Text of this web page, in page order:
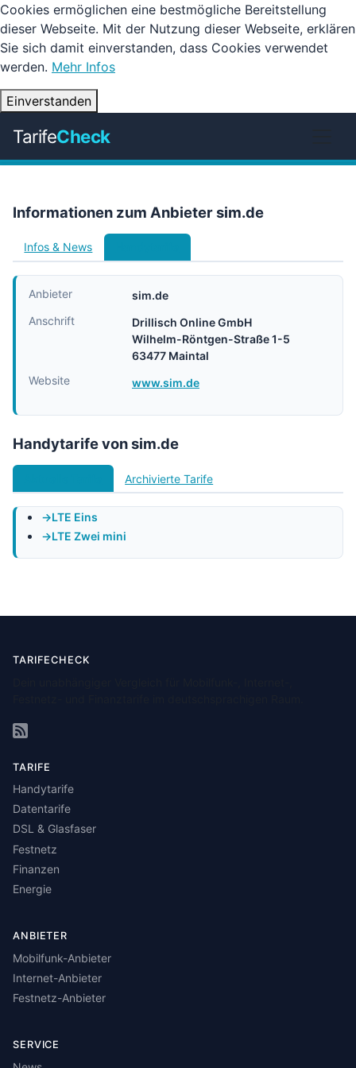
Cookies ermöglichen eine bestmögliche Bereitstellung
dieser Webseite. Mit der Nutzung dieser Webseite, erklären
Sie sich damit einverstanden, dass Cookies verwendet
werden. Mehr Infos
Einverstanden
TarifeCheck
Informationen zum Anbieter sim.de
Infos & News
Anbieter
sim.de
Anschrift
Drillisch Online GmbH
Wilhelm-Röntgen-Straße 1-5
63477 Maintal
Website
www.sim.de
Handytarife von sim.de
Archivierte Tarife
LTE Eins
LTE Zwei mini
TARIFECHECK
TARIFE
Handytarife
Datentarife
DSL & Glasfaser
Festnetz
Finanzen
Energie
ANBIETER
Mobilfunk-Anbieter
Internet-Anbieter
Festnetz-Anbieter
SERVICE